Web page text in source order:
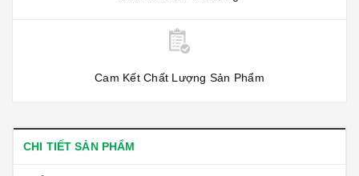
Cam Kết Chất Lượng Sản Phẩm
CHI TIẾT SẢN PHẨM